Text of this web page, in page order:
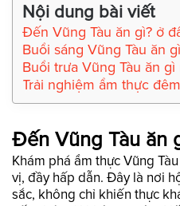
Nội dung bài viết
Đến Vũng Tàu ăn gì? ở
Buổi sáng Vũng Tàu ăn
Buổi trưa Vũng Tàu ăn
Trải nghiệm ẩm thực
Đến Vũng Tàu ăn
Khám phá ẩm thực Vũng
vị, đầy hấp dẫn. Đây là nơi
sắc, không chỉ khiến thực